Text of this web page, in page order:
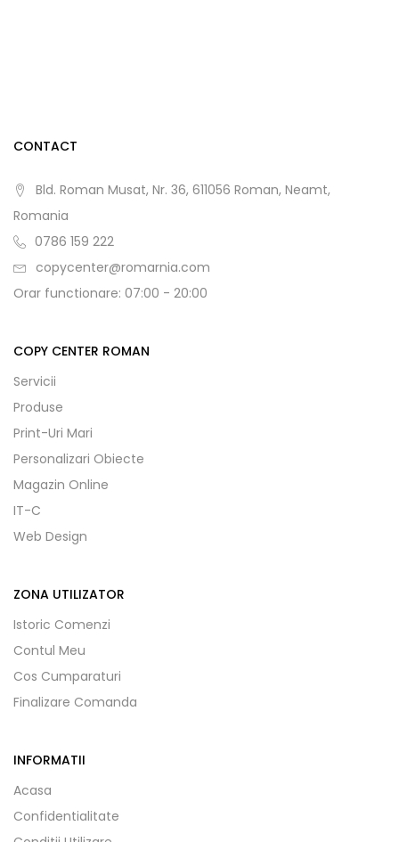
CONTACT
Bld. Roman Musat, Nr. 36, 611056 Roman, Neamt,
Romania
0786 159 222
copycenter@romarnia.com
Orar functionare: 07:00 - 20:00
COPY CENTER ROMAN
Servicii
Produse
Print-Uri Mari
Personalizari Obiecte
Magazin Online
IT-C
Web Design
ZONA UTILIZATOR
Istoric Comenzi
Contul Meu
Cos Cumparaturi
Finalizare Comanda
INFORMATII
Acasa
Confidentialitate